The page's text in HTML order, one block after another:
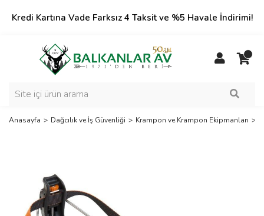
Kredi Kartına Vade Farksız 4 Taksit ve %5 Havale İndirimi!
Anasayfa Dağcılık ve İş Güvenliği Krampon ve Krampon Ekipmanları